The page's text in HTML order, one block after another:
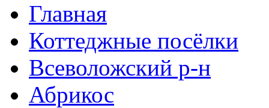
Главная
Коттеджные посёлки
Всеволожский р-н
Абрикос